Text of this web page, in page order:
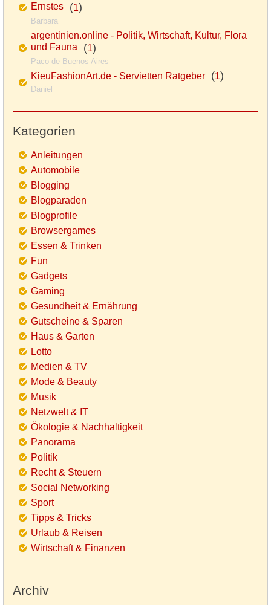
Ernstes (1)
Barbara
argentinien.online - Politik, Wirtschaft, Kultur, Flora
und Fauna (1)
Paco de Buenos Aires
KieuFashionArt.de - Servietten Ratgeber (1)
Daniel
Kategorien
Anleitungen
Automobile
Blogging
Blogparaden
Blogprofile
Browsergames
Essen & Trinken
Fun
Gadgets
Gaming
Gesundheit & Ernährung
Gutscheine & Sparen
Haus & Garten
Lotto
Medien & TV
Mode & Beauty
Musik
Netzwelt & IT
Ökologie & Nachhaltigkeit
Panorama
Politik
Recht & Steuern
Social Networking
Sport
Tipps & Tricks
Urlaub & Reisen
Wirtschaft & Finanzen
Archiv